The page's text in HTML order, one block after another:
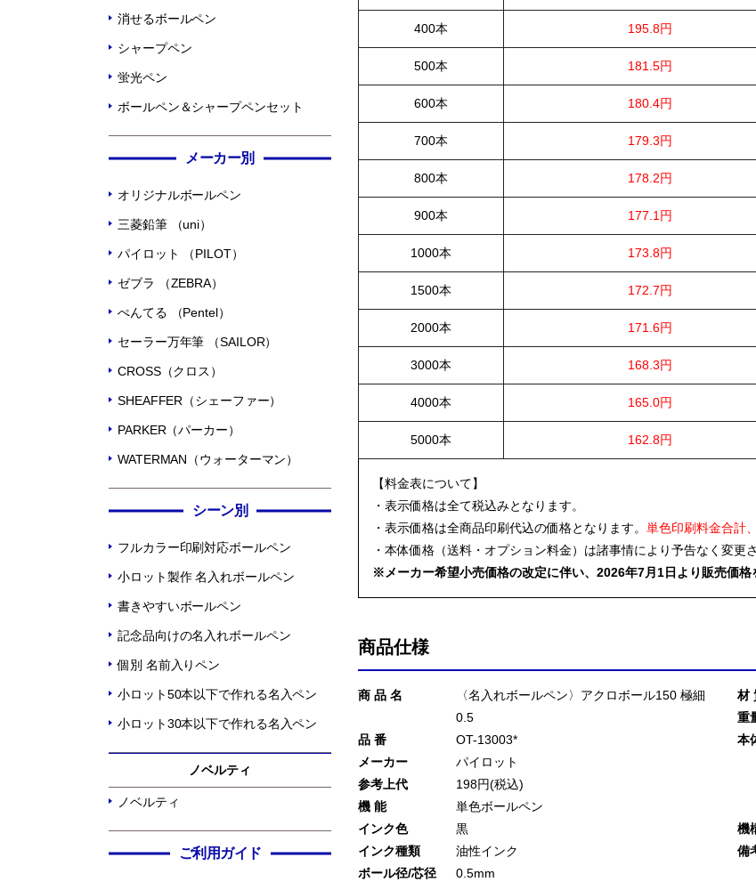
消せるボールペン
シャープペン
蛍光ペン
ボールペン＆シャープペンセット
メーカー別
オリジナルボールペン
三菱鉛筆 （uni）
パイロット （PILOT）
ゼブラ （ZEBRA）
ぺんてる （Pentel）
セーラー万年筆 （SAILOR）
CROSS（クロス）
SHEAFFER（シェーファー）
PARKER（パーカー）
WATERMAN（ウォーターマン）
シーン別
フルカラー印刷対応ボールペン
小ロット製作 名入れボールペン
書きやすいボールペン
記念品向けの名入れボールペン
個別 名前入りペン
小ロット50本以下で作れる名入ペン
小ロット30本以下で作れる名入ペン
ノベルティ
ノベルティ
ご利用ガイド
400本 195.8円
500本 181.5円
600本 180.4円
700本 179.3円
800本 178.2円
900本 177.1円
1000本 173.8円
1500本 172.7円
2000本 171.6円
3000本 168.3円
4000本 165.0円
5000本 162.8円
【料金表について】
・表示価格は全て税込みとなります。
・表示価格は全商品印刷代込の価格となります。 単色印刷料金合計
・本体価格（送料・オプション料金）は諸事情により予告なく変更
※メーカー希望小売価格の改定に伴い、2026年7月1日より販売価格
商品仕様
商 品 名
〈名入れボールペン〉アクロボール150 極細
0.5
品 番
OT-13003*
メーカー
パイロット
参考上代
198円(税込)
機 能
単色ボールペン
インク色
黒
インク種類
油性インク
ボール径/芯径
0.5mm
材
重
本
機
備